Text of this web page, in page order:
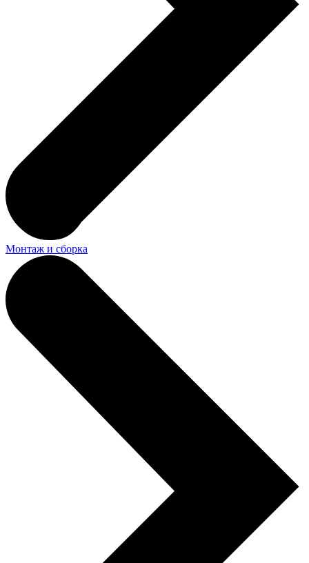
Монтаж и сборка